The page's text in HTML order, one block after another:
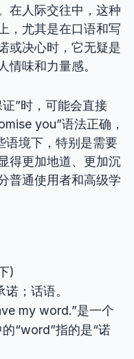
在人际交往中，这种
，尤其是在口语和写
或决心时，它无疑是
情味和力量感。
”时，可能会直接
you”语法正确，
语境下，特别是需要
得更加地道、更加沉
普通使用者和高级学
)
；话语。
my word.”是一个
“word”指的是“诺